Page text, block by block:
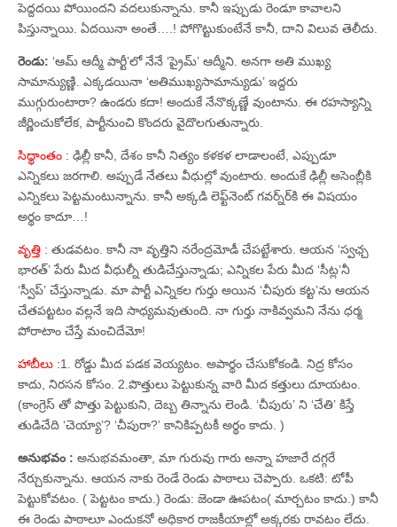
పెద్దదయి పోయిందని వదలుకున్నాను. కానీ ఇప్పుడు రెండూ కావాలని
పిస్తున్నాయి. ఏదయినా అంతే….! పోగొట్టుకుంటేనే కానీ, దాని విలువ తెలీదు.
రెండు: ‘ఆమ్‌ ఆద్మీ పార్టీ’లో నేనే ‘ప్రైమ్‌’ ఆద్మీని. అనగా అతి ముఖ్య
సామాన్యుణ్ణి. ఎక్కడయినా ‘అతిముఖ్యసామాన్యుడు’ ఇద్దరు
ముగ్గురుంటారా? ఉండరు కదా! అందుకే నేనొక్కణ్ణే వుంటాను. ఈ రహస్యాన్ని
జీర్ణించుకోలేక, పార్టీనుంచి కొందరు వైదొలగుతున్నారు.
సిధ్ధాంతం : ఢిల్లీ కానీ, దేశం కానీ నిత్యం కళకళ లాడాలంటే, ఎప్పుడూ
ఎన్నికలు జరగాలి. అప్పుడే నేతలు వీధుల్లో వుంటారు. అందుకే ఢిల్లీ అసెంబ్లీకి
ఎన్నికలు పెట్టమంటున్నాను. కానీ అక్కడి లెఫ్ట్‌నెంట్‌ గవర్న్‌ర్‌కి ఈ విషయం
అర్థం కాదూ…!
వృత్తి : తుడవటం. కానీ నా వృత్తిని నరేంద్రమోడీ చేపట్టేశారు. ఆయన ‘స్వఛ్చ
భారత్‌’ పేరు మీద వీధుల్నీ తుడిచేస్తున్నాడు; ఎన్నికల పేరు మీద ‘సీట్ల’నీ
‘స్వీప్‌’ చేస్తున్నాడు. మా పార్టీ ఎన్నికల గుర్తు అయిన ‘చీపురు కట్ట’ను ఆయన
చేతపట్టటం వల్లనే ఇది సాధ్యమవుతుంది. నా గుర్తు నాకివ్వమని నేను ధర్మ
పోరాటాం చేస్తే మంచిదేమో!
హాబీలు :1. రోడ్డు మీద పడక వెయ్యటం. అపార్థం చేసుకోకండి. నిద్ర కోసం
కాదు, నిరసన కోసం. 2.పొత్తులు పెట్టుకున్న వారి మీద కత్తులు దూయటం.
(కాంగ్రెస్‌ తో పొత్తు పెట్టుకుని, దెబ్బ తిన్నాను లెండి. ‘చీపురు’ ని ‘చేతి’ కిస్తే
తుడిచేది ‘చెయ్యా’? ‘చీపురా?’ కానికిప్పటకీ అర్థం కాదు. )
అనుభవం : అనుభవమంతా, మా గురువు గారు అన్నా హజారే దగ్గరే
నేర్చుకున్నాను. ఆయన నాకు రెండే రెండు పాఠాలు చెప్పారు. ఒకటి: టోపీ
పెట్టుకోవటం. ( పెట్టటం కాదు.) రెండు: జెండా ఊపటం( మార్చటం కాదు.) కానీ
ఈ రెండు పాఠాలూ ఎందుకనో అధికార రాజకీయాల్లో అక్కరకు రావటం లేదు.